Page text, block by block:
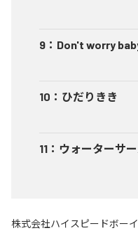
9 ： Don't worry
10 ： ひだりきき
11 ： ウォーターサ
株式会社ハイスピードボーイ